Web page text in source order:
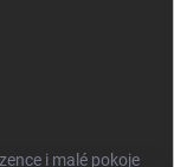
i malé pokoje